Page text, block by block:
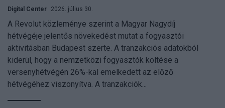
Digital Center 2026. július 30.
A Revolut közleménye szerint a Magyar Nagydíj
hétvégéje jelentős növekedést mutat a fogyasztói
aktivitásban Budapest szerte. A tranzakciós adatokból
kiderül, hogy a nemzetközi fogyasztók költése a
versenyhétvégén 26%-kal emelkedett az előző
hétvégéhez viszonyítva. A tranzakciók...